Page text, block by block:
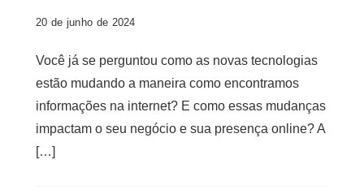
20 de junho de 2024
Você já se perguntou como as novas tecnologias
estão mudando a maneira como encontramos
informações na internet? E como essas mudanças
impactam o seu negócio e sua presença online? A
[…]